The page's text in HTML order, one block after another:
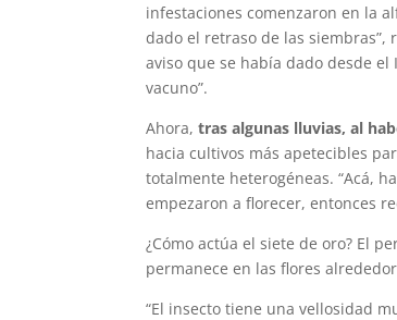
infestaciones comenzaron en la
dado el retraso de las siembras”,
aviso que se había dado desde
vacuno”.
Ahora,tras algunas lluvias, al
hacia cultivos más apetecibles
totalmente heterogéneas. “Acá,
empezaron a florecer, entonces
¿Cómo actúa el siete de oro? El
permanece en las flores
“El insecto tiene una vellosidad